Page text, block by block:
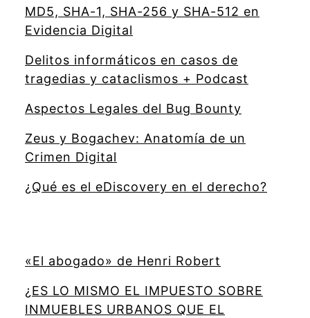
MD5, SHA-1, SHA-256 y SHA-512 en
Evidencia Digital
Delitos informáticos en casos de
tragedias y cataclismos + Podcast
Aspectos Legales del Bug Bounty
Zeus y Bogachev: Anatomía de un
Crimen Digital
¿Qué es el eDiscovery en el derecho?
«El abogado» de Henri Robert
¿ES LO MISMO EL IMPUESTO SOBRE
INMUEBLES URBANOS QUE EL